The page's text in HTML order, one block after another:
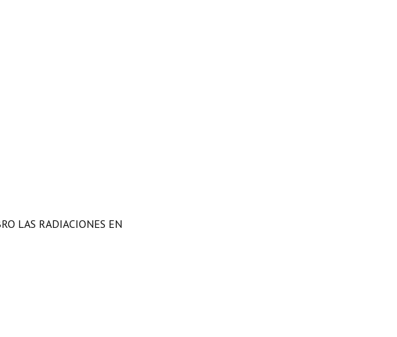
LAS RADIACIONES EN